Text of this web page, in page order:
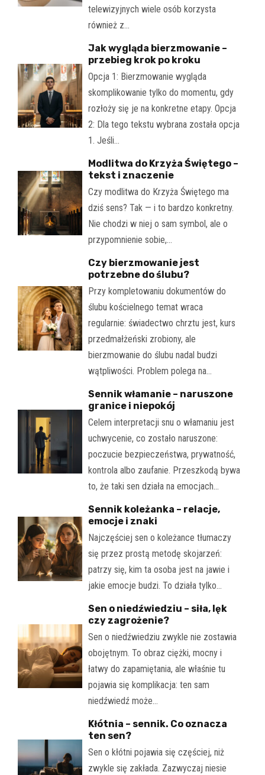
telewizyjnych wiele osób korzysta
również z…
Jak wygląda bierzmowanie –
przebieg krok po kroku
Opcja 1: Bierzmowanie wygląda
skomplikowanie tylko do momentu, gdy
rozłoży się je na konkretne etapy. Opcja
2: Dla tego tekstu wybrana została opcja
1. Jeśli…
Modlitwa do Krzyża Świętego –
tekst i znaczenie
Czy modlitwa do Krzyża Świętego ma
dziś sens? Tak — i to bardzo konkretny.
Nie chodzi w niej o sam symbol, ale o
przypomnienie sobie,…
Czy bierzmowanie jest
potrzebne do ślubu?
Przy kompletowaniu dokumentów do
ślubu kościelnego temat wraca
regularnie: świadectwo chrztu jest, kurs
przedmałżeński zrobiony, ale
bierzmowanie do ślubu nadal budzi
wątpliwości. Problem polega na…
Sennik włamanie – naruszone
granice i niepokój
Celem interpretacji snu o włamaniu jest
uchwycenie, co zostało naruszone:
poczucie bezpieczeństwa, prywatność,
kontrola albo zaufanie. Przeszkodą bywa
to, że taki sen działa na emocjach…
Sennik koleżanka – relacje,
emocje i znaki
Najczęściej sen o koleżance tłumaczy
się przez prostą metodę skojarzeń:
patrzy się, kim ta osoba jest na jawie i
jakie emocje budzi. To działa tylko…
Sen o niedźwiedziu – siła, lęk
czy zagrożenie?
Sen o niedźwiedziu zwykle nie zostawia
obojętnym. To obraz ciężki, mocny i
łatwy do zapamiętania, ale właśnie tu
pojawia się komplikacja: ten sam
niedźwiedź może…
Kłótnia – sennik. Co oznacza
ten sen?
Sen o kłótni pojawia się częściej, niż
zwykle się zakłada. Zazwyczaj niesie